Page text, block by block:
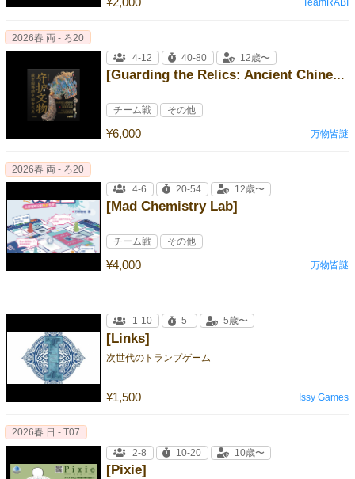
TeamRABI
[Guarding the Relics: Ancient Chinese History in the National M]
¥6,000
2026春 両 - ろ20
4-12
40-80 12歳〜
チーム戦 その他
万物皆謎
[Mad Chemistry Lab]
¥4,000
2026春 両 - ろ20
4-6
20-54 12歳〜
チーム戦 その他
万物皆謎
[Links]
次世代のトランプゲーム
¥1,500
1-10 5- 5歳〜
Issy Games
[Pixie]
2026春 日 - T07
2-8
10-20 10歳〜